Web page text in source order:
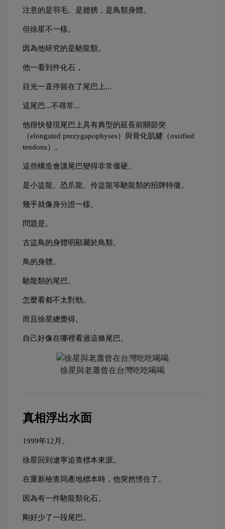
注意的是羽毛、是翅膀，是鳥類身體。
但徐星不一樣。
因為他研究的是馳龍類。
他一看到件化石，
目光一直停留在了尾巴上...
這尾巴...不尋常...
他很快發現尾巴上具有典型的延長前關節突
（elongated prezygapophyses）與骨化肌腱（ossified
tendons）。
這些構造會讓尾巴變得非常僵硬。
是小盜龍、恐爪龍、伶盜龍等馳龍類的招牌特徵。
幾乎就像身分證一樣。
問題是。
古盜鳥的身體明顯屬於鳥類。
鳥的身體。
馳龍類的尾巴。
怎麼看都不太對勁。
而且徐星總覺得。
自己好像在哪裡看過這條尾巴。
徐星與老蕭曾在台灣吃吃喝喝
真相浮出水面
1999年12月。
徐星回到遼寧追查標本來源。
在重新檢查同產地標本時，他突然愣住了。
因為有一件馳龍類化石。
剛好少了一段尾巴。